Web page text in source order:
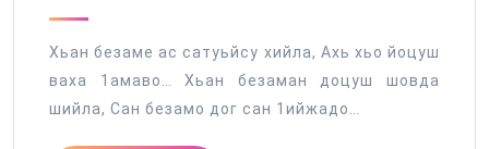
Хьан безаме ас сатуьйсу хийла, Ахь хьо йоцуш
ваха 1амаво… Хьан безаман доцуш шовда
шийла, Сан безамо дог сан 1ийжадо…